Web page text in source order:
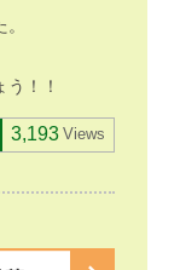
！！
3,193 Views